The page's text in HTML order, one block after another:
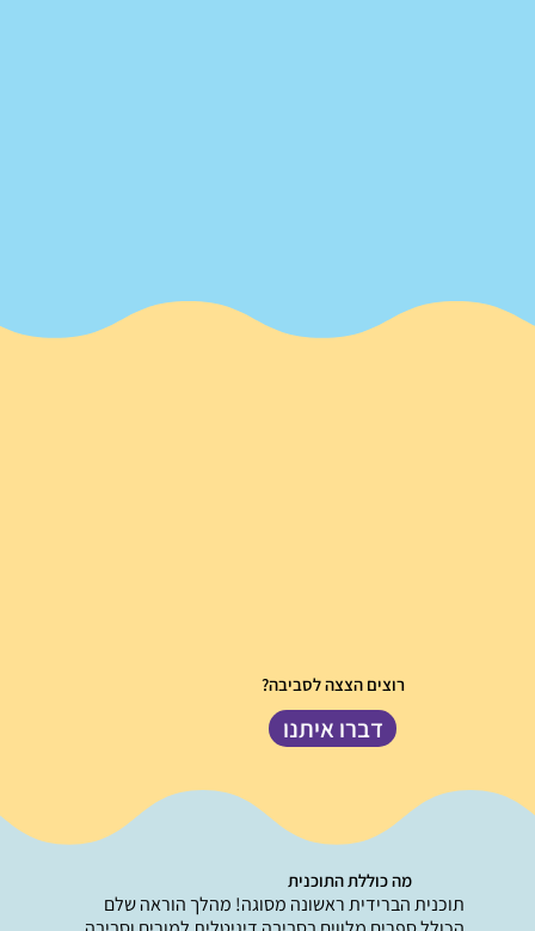
רוצים הצצה לסביבה?
דברו איתנו
מה כוללת התוכנית
תוכנית הברידית ראשונה מסוגה! מהלך הוראה שלם